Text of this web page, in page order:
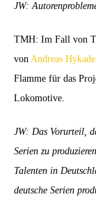
JW:
TMH: Im Fall von
von Andreas Hykade
Flamme für das
Lokomotive.
JW: Das Vorurteil,
Serien zu
Talenten in
deutsche Serien